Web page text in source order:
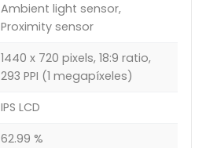
Ambient light sensor,
Proximity sensor
1440 x 720 pixels, 18:9 ratio,
293 PPI (1 megapíxeles)
IPS LCD
62.99 %